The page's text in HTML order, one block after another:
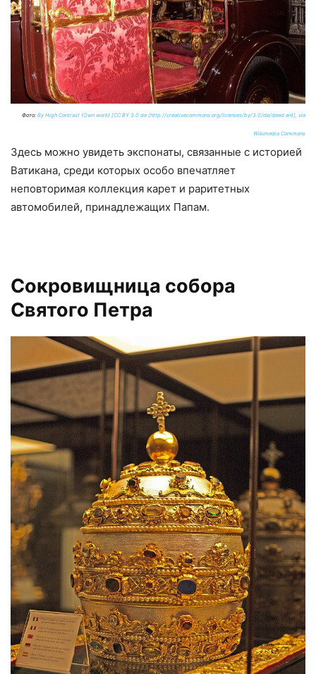
Фото: By High Contrast (Own work) [CC BY 3.0 de (http://creativecommons.org/licenses/by/3.0/de/deed.en)], via
Wikimedia Commons
Здесь можно увидеть экспонаты, связанные с историей
Ватикана, среди которых особо впечатляет
неповторимая коллекция карет и раритетных
автомобилей, принадлежащих Папам.
Сокровищница собора
Святого Петра